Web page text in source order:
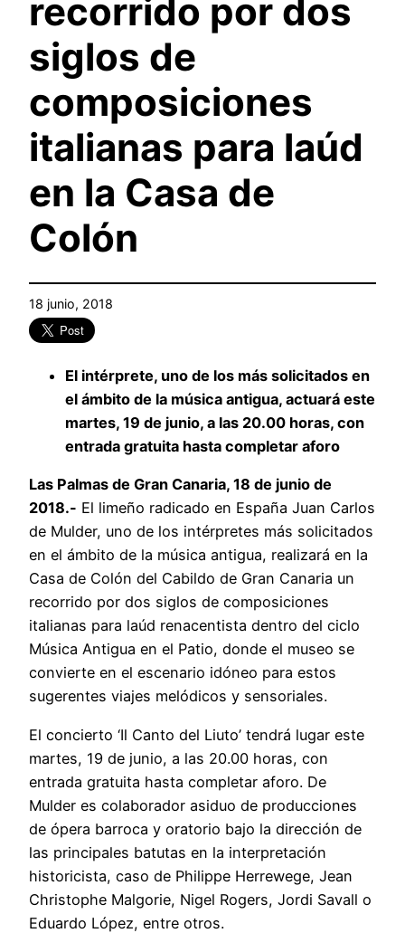
recorrido por dos
siglos de
composiciones
italianas para laúd
en la Casa de
Colón
18 junio, 2018
El intérprete, uno de los más solicitados en
el ámbito de la música antigua, actuará este
martes, 19 de junio, a las 20.00 horas, con
entrada gratuita hasta completar aforo
Las Palmas de Gran Canaria, 18 de junio de
2018.- El limeño radicado en España Juan Carlos
de Mulder, uno de los intérpretes más solicitados
en el ámbito de la música antigua, realizará en la
Casa de Colón del Cabildo de Gran Canaria un
recorrido por dos siglos de composiciones
italianas para laúd renacentista dentro del ciclo
Música Antigua en el Patio, donde el museo se
convierte en el escenario idóneo para estos
sugerentes viajes melódicos y sensoriales.
El concierto ‘Il Canto del Liuto’ tendrá lugar este
martes, 19 de junio, a las 20.00 horas, con
entrada gratuita hasta completar aforo. De
Mulder es colaborador asiduo de producciones
de ópera barroca y oratorio bajo la dirección de
las principales batutas en la interpretación
historicista, caso de Philippe Herrewege, Jean
Christophe Malgorie, Nigel Rogers, Jordi Savall o
Eduardo López, entre otros.